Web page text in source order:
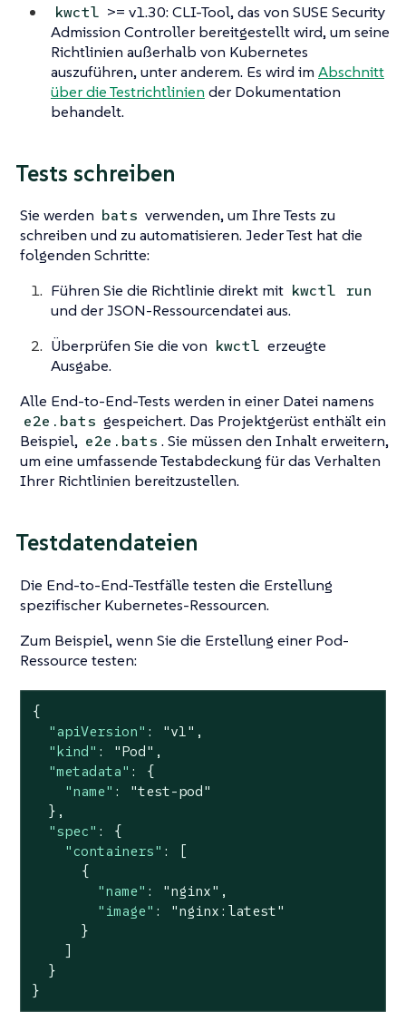
kwctl >= v1.30: CLI-Tool, das von SUSE Security
Admission Controller bereitgestellt wird, um seine
Richtlinien außerhalb von Kubernetes
auszuführen, unter anderem. Es wird im Abschnitt
über die Testrichtlinien der Dokumentation
behandelt.
Tests schreiben
Sie werden bats verwenden, um Ihre Tests zu
schreiben und zu automatisieren. Jeder Test hat die
folgenden Schritte:
Führen Sie die Richtlinie direkt mit kwctl run
und der JSON-Ressourcendatei aus.
Überprüfen Sie die von kwctl erzeugte
Ausgabe.
Alle End-to-End-Tests werden in einer Datei namens
e2e.bats gespeichert. Das Projektgerüst enthält ein
Beispiel, e2e.bats . Sie müssen den Inhalt erweitern,
um eine umfassende Testabdeckung für das Verhalten
Ihrer Richtlinien bereitzustellen.
Testdatendateien
Die End-to-End-Testfälle testen die Erstellung
spezifischer Kubernetes-Ressourcen.
Zum Beispiel, wenn Sie die Erstellung einer Pod-
Ressource testen:
{
"apiVersion" : "v1" ,
"kind" : "Pod" ,
"metadata" : {
"name" :
"test-pod"
  },
"spec" : {
"containers" : [
      {
"name" : "nginx" ,
"image" :
"nginx:latest"
      }
    ]
  }
}